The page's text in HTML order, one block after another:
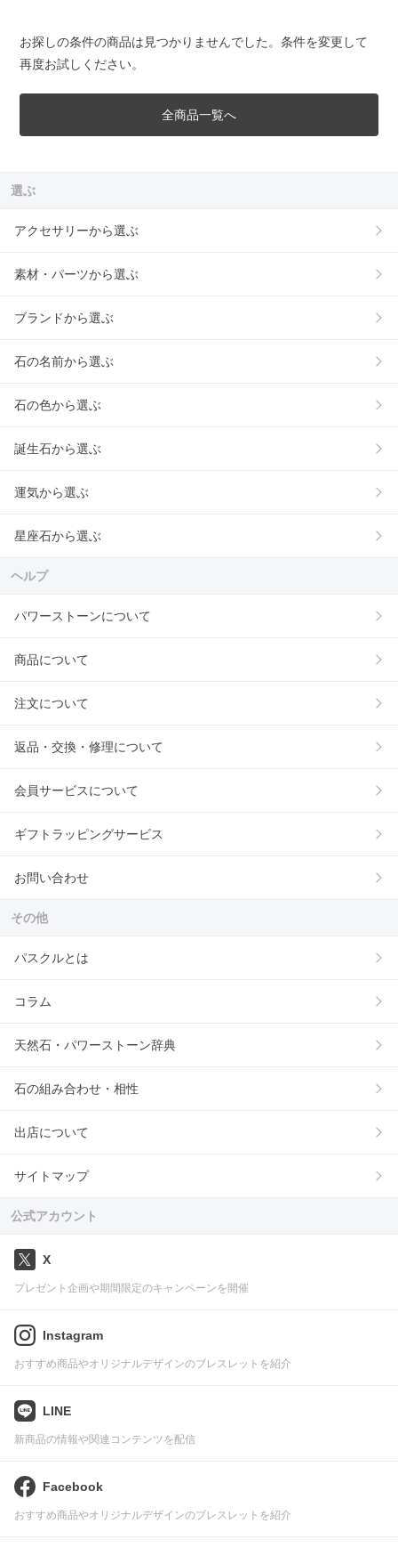
お探しの条件の商品は見つかりませんでした。条件を変更して
再度お試しください。
全商品一覧へ
選ぶ
アクセサリーから選ぶ
素材・パーツから選ぶ
ブランドから選ぶ
石の名前から選ぶ
石の色から選ぶ
誕生石から選ぶ
運気から選ぶ
星座石から選ぶ
ヘルプ
パワーストーンについて
商品について
注文について
返品・交換・修理について
会員サービスについて
ギフトラッピングサービス
お問い合わせ
その他
パスクルとは
コラム
天然石・パワーストーン辞典
石の組み合わせ・相性
出店について
サイトマップ
公式アカウント
X
プレゼント企画や期間限定のキャンペーンを開催
Instagram
おすすめ商品やオリジナルデザインのブレスレットを紹介
LINE
新商品の情報や関連コンテンツを配信
Facebook
おすすめ商品やオリジナルデザインのブレスレットを紹介